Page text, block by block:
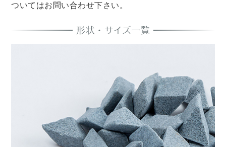
ついてはお問い合わせ下さい。
形状・サイズ一覧